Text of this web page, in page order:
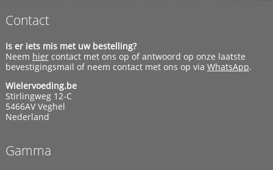
Contact
Is er iets mis met uw bestelling?
Neem hiercontact met ons op of antwoord op onze laatste
bevestigingsmail of neem contact met ons op via WhatsApp.
Wielervoeding.be
Stirlingweg 12-C
5466AV Veghel
Nederland
Gamma